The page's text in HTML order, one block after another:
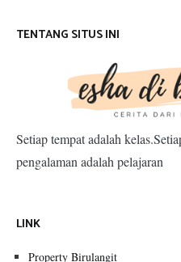
TENTANG SITUS INI
Setiap tempat adalah
pengalaman adalah pelajaran
LINK
Property Birulangit